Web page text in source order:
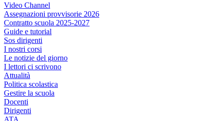
Video Channel
Assegnazioni provvisorie 2026
Contratto scuola 2025-2027
Guide e tutorial
Sos dirigenti
I nostri corsi
Le notizie del giorno
I lettori ci scrivono
Attualità
Politica scolastica
Gestire la scuola
Docenti
Dirigenti
ATA